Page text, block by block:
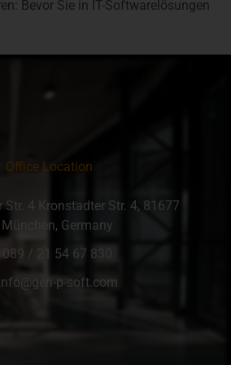
Bevor Sie in IT-Softwarelösungen
Office Location
Str. 4 Kronstadter Str. 4, 81677
München, Germany
089 / 21 54 67 830
p-soft.com